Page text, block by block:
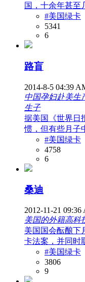
国，十余年甚至
#美国绿卡
5341
6
路盲
2014-8-5 04:39
中国孕妇赴美生
生子
据美国《世界日
惯，但有些月子
#美国绿卡
4758
6
桑迪
2012-11-21 09:36
美国的外籍高科
美国国会酝酿下
卡法案，并同时
#美国绿卡
3806
9